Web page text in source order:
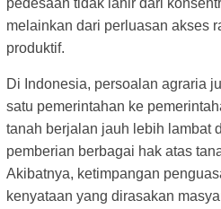
melainkan dari perluasan akses
produktif.
Di Indonesia, persoalan agraria
satu pemerintahan ke
tanah berjalan jauh lebih lambat
pemberian berbagai hak atas
Akibatnya, ketimpangan
kenyataan yang dirasakan